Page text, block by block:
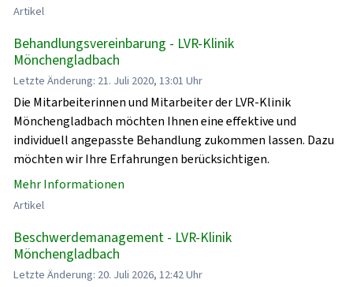
Artikel
Behandlungsvereinbarung - LVR-Klinik
Mönchengladbach
Letzte Änderung: 21. Juli 2020, 13:01 Uhr
Die Mitarbeiterinnen und Mitarbeiter der LVR-Klinik
Mönchengladbach möchten Ihnen eine effektive und
individuell angepasste Behandlung zukommen lassen. Dazu
möchten wir Ihre Erfahrungen berücksichtigen.
Mehr Informationen
Artikel
Beschwerdemanagement - LVR-Klinik
Mönchengladbach
Letzte Änderung: 20. Juli 2026, 12:42 Uhr